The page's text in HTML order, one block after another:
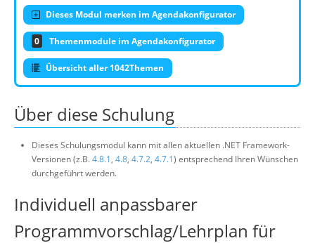
Dieses Modul merken im Agendakonfigurator
0 Themenmodule im Agendakonfigurator
Übersicht aller 1042Themen
Über diese Schulung
Dieses Schulungsmodul kann mit allen aktuellen .NET Framework-
Versionen (z.B.4.8.1, 4.8, 4.7.2, 4.7.1) entsprechend Ihren Wünschen
durchgeführt werden.
Individuell anpassbarer
Programmvorschlag/Lehrplan für